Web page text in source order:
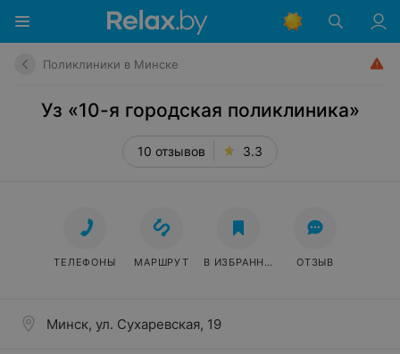
Поликлиники в Минске
Уз «10-я городская поликлиника»
10 отзывов 3.3
Минск, ул. Сухаревская, 19
ТЕЛЕФОНЫ МАРШРУТ В ИЗБРАННОЕ ОТЗЫВ